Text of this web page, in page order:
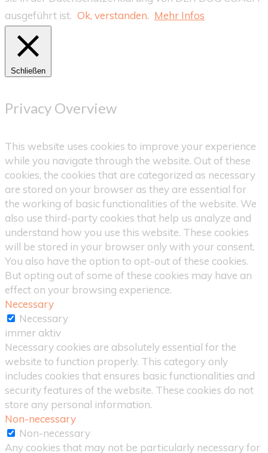
ausgeführt ist. Ok, verstanden. Mehr Infos
Schließen
Privacy Overview
This website uses cookies to improve your experience
while you navigate through the website. Out of these
cookies, the cookies that are categorized as necessary
are stored on your browser as they are essential for
the working of basic functionalities of the website. We
also use third-party cookies that help us analyze and
understand how you use this website. These cookies
will be stored in your browser only with your consent.
You also have the option to opt-out of these cookies.
But opting out of some of these cookies may have an
effect on your browsing experience.
Necessary
Necessary
immer aktiv
Necessary cookies are absolutely essential for the
website to function properly. This category only
includes cookies that ensures basic functionalities and
security features of the website. These cookies do not
store any personal information.
Non-necessary
Non-necessary
Any cookies that may not be particularly necessary for